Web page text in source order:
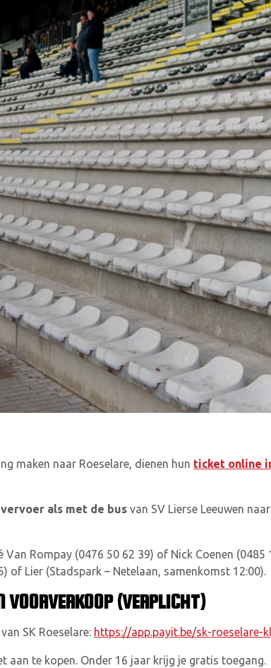
maken naar Roeselare, dienen hun ticket online
als met de bus van SV Lierse Leeuwen
Van Rompay (0476 50 62 39) of Nick Coenen (0485
) of Lier (Stadspark – Netelaan, samenkomst 12:00).
(VERPLICHT)
SK Roeselare: https://app.payit.be/sk-roeselare-
aan te kopen. Onder 16 jaar krijg je gratis toegang.